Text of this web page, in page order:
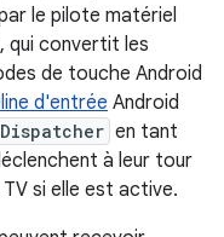
le pilote matériel
qui convertit les
de touche Android
d'entrée Android
en tant
à leur tour
si elle est active.